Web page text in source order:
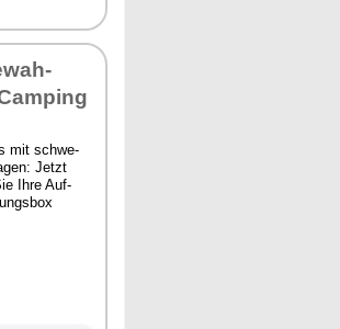
mit schwe­
Jetzt
Ih­re Auf­